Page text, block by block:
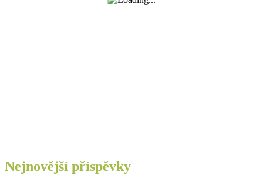
Nejnovější příspěvky